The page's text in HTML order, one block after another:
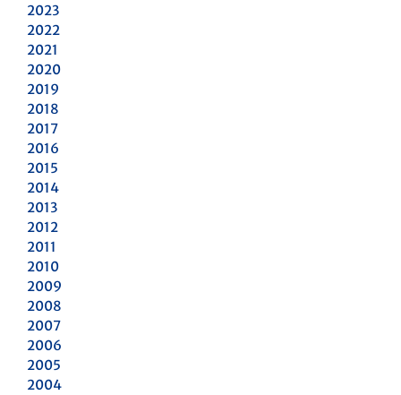
2023
2022
2021
2020
2019
2018
2017
2016
2015
2014
2013
2012
2011
2010
2009
2008
2007
2006
2005
2004